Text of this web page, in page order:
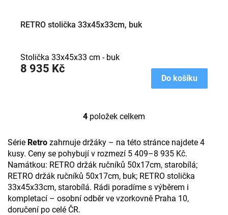
RETRO stolička 33x45x33cm, buk
8 935 Kč
Do košíku
Stolička 33x45x33 cm - buk
O
á
d
a
c
í
p
4 položek celkem
Série Retro zahrnuje držáky – na této stránce najdete 4
kusy. Ceny se pohybují v rozmezí 5 409–8 935 Kč.
Namátkou: RETRO držák ručníků 50x17cm, starobílá;
RETRO držák ručníků 50x17cm, buk; RETRO stolička
33x45x33cm, starobílá. Rádi poradíme s výběrem i
kompletací – osobní odběr ve vzorkovně Praha 10,
doručení po celé ČR.